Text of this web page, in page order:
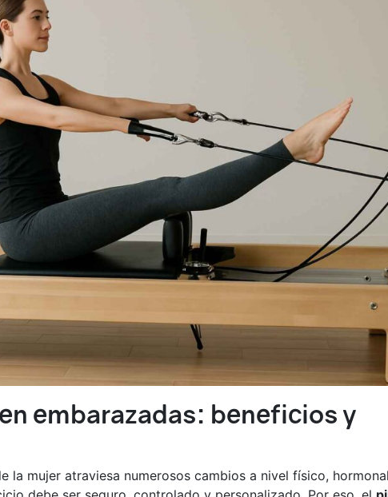
embarazadas: beneficios y
la mujer atraviesa numerosos cambios a nivel físico,